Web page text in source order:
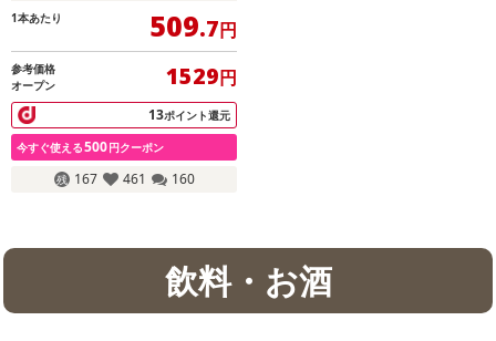
1本あたり 509.7円
参考価格
オープン
1529円
13ポイント還元
今すぐ使える500円クーポン
167 461 160
飲料・お酒